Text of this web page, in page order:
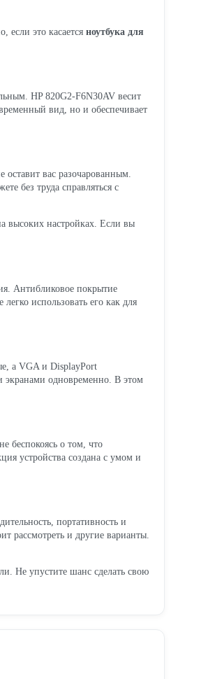
если это касается ноутбука для
HP 820G2-F6N30AV весит
вид, но и обеспечивает
вас разочарованным.
без труда справляться с
высоких настройках. Если вы
Антибликовое покрытие
использовать его как для
а VGA и DisplayPort
экранами одновременно. В этом
беспокоясь о том, что
устройства создана с умом и
портативность и
рассмотреть и другие варианты.
Не упустите шанс сделать свою